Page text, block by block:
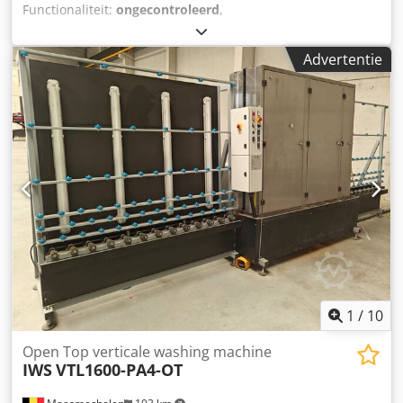
Functionaliteit: ongecontroleerd,
520-003956
bender Printer for spacers not available Dkedpfx
Aevktytebnjr
Advertentie
1 / 10
Open Top verticale washing machine
IWSVTL1600-PA4-OT